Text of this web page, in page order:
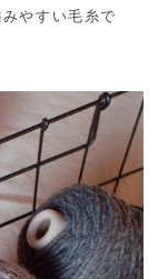
やすい毛糸で